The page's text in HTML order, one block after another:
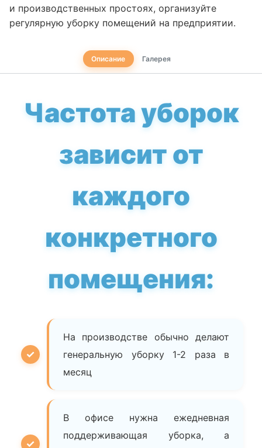
и производственных простоях, организуйте
регулярную уборку помещений на предприятии.
Описание Галерея
Частота уборок
зависит от
каждого
конкретного
помещения:
На производстве обычно делают
генеральную уборку 1-2 раза в
месяц
В офисе нужна ежедневная
поддерживающая уборка, а